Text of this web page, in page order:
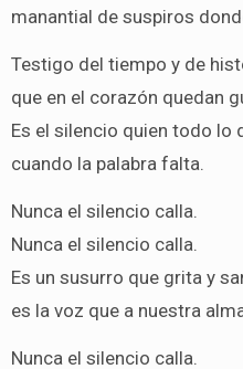
manantial de suspiros
Testigo del tiempo y de
que en el corazón quedan
Es el silencio quien todo lo
cuando la palabra falta.
Nunca el silencio calla.
Nunca el silencio calla.
Es un susurro que grita y
es la voz que a nuestra
Nunca el silencio calla.